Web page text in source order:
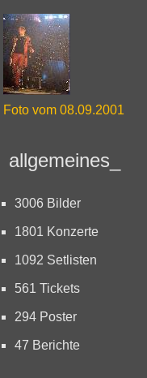
Foto vom 08.09.2001
allgemeines_
3006 Bilder
1801 Konzerte
1092 Setlisten
561 Tickets
294 Poster
47 Berichte